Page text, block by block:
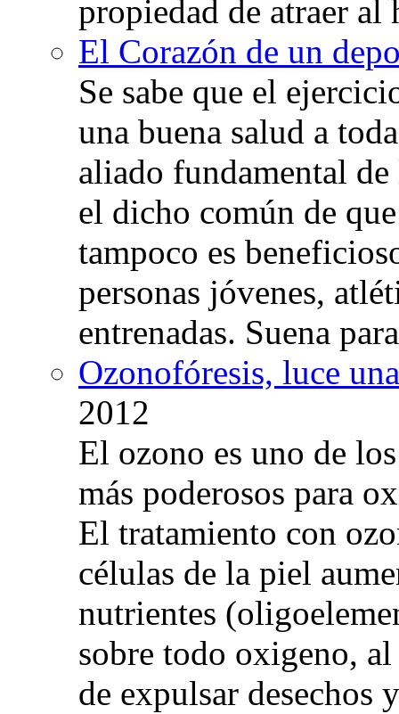
propiedad de atraer
El Corazón de un
Se sabe que el
una buena salud a
aliado fundamental
el dicho común de
tampoco es
personas jóvenes,
entrenadas. Suena
Ozonofóresis, luce
2012
El ozono es uno de
más poderosos para
El tratamiento con
células de la piel
nutrientes
sobre todo oxigeno,
de expulsar